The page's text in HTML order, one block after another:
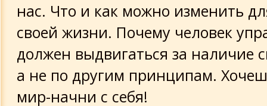
нас. Что и как можно изменить
своей жизни. Почему человек
должен выдвигаться за наличие
а не по другим принципам.
мир-начни с себя!